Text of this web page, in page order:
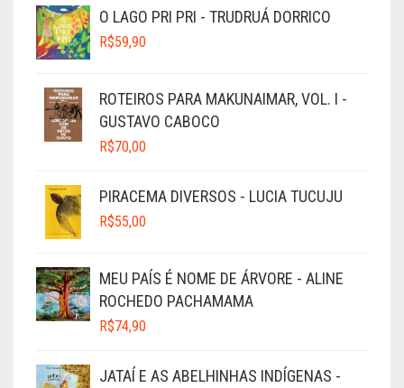
O LAGO PRI PRI - TRUDRUÁ DORRICO
R$59,90
ROTEIROS PARA MAKUNAIMAR, VOL. I -
GUSTAVO CABOCO
R$70,00
PIRACEMA DIVERSOS - LUCIA TUCUJU
R$55,00
MEU PAÍS É NOME DE ÁRVORE - ALINE
ROCHEDO PACHAMAMA
R$74,90
JATAÍ E AS ABELHINHAS INDÍGENAS -